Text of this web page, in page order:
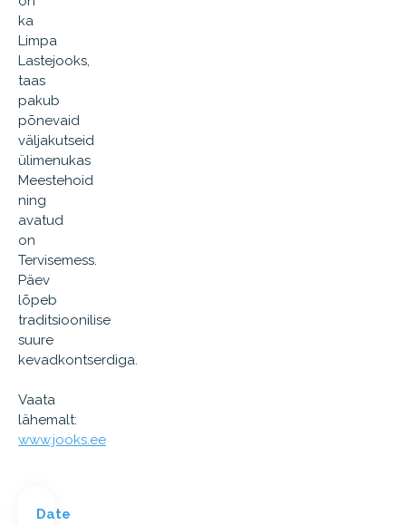
ka
Limpa
Lastejooks,
taas
pakub
põnevaid
väljakutseid
ülimenukas
Meestehoid
ning
avatud
on
Tervisemess.
Päev
lõpeb
traditsioonilise
suure
kevadkontserdiga.
Vaata
lähemalt:
www.jooks.ee
Date